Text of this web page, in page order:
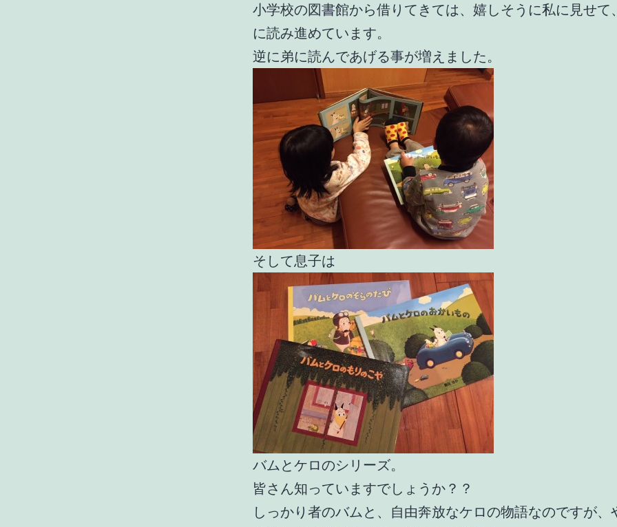
小学校の図書館から借りてきては、嬉しそうに私に見せて
に読み進めています。
逆に弟に読んであげる事が増えました。
そして息子は
バムとケロのシリーズ。
皆さん知っていますでしょうか？？
しっかり者のバムと、自由奔放なケロの物語なのですが、